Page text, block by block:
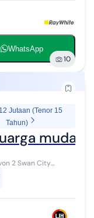
WhatsApp
10
Jutaan (Tenor 15
Tahun)
muda